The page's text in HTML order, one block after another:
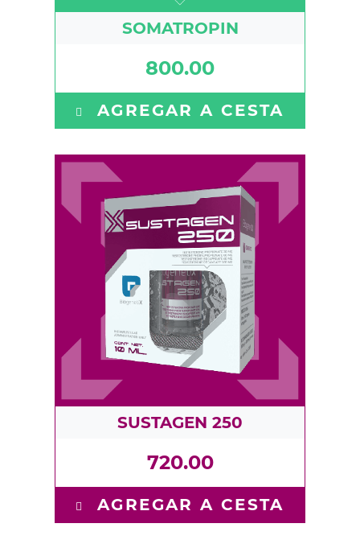
SOMATROPIN
800.00
AGREGAR A CESTA
Testosterone Propionate 30 mg -
SUSTAGEN 250
720.00
AGREGAR A CESTA
Drostanolone Enanthate 100 mg -